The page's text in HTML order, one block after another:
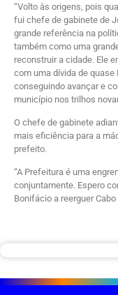
“Volto às origens, pois
fui chefe de gabinete de
grande referência na
também como uma
reconstruir a cidade. Ele
com uma dívida de quase
conseguindo avançar e
município nos trilhos
O chefe de gabinete
mais eficiência para a
prefeito.
“A Prefeitura é uma
conjuntamente. Espero
Bonifácio a reerguer Cabo